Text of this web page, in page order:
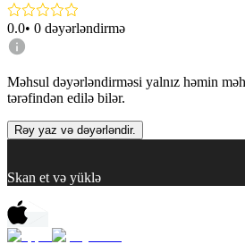
0.0• 0 dəyərləndirmə
Məhsul dəyərləndirməsi yalnız həmin
tərəfindən edilə bilər.
Rəy yaz və dəyərləndir.
Skan et və yüklə